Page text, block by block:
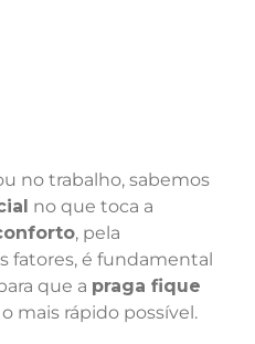
no trabalho, sabemos
no que toca a
, pela
fatores, é fundamental
que a praga fique
o mais rápido possível.